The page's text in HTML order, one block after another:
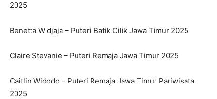
2025
Benetta Widjaja – Puteri Batik Cilik Jawa Timur 2025
Claire Stevanie – Puteri Remaja Jawa Timur 2025
Caitlin Widodo – Puteri Remaja Jawa Timur Pariwisata
2025